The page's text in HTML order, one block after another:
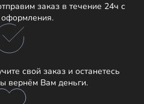
заказ в течение 24ч с
свой заказ и останетесь
вернём Вам деньги.